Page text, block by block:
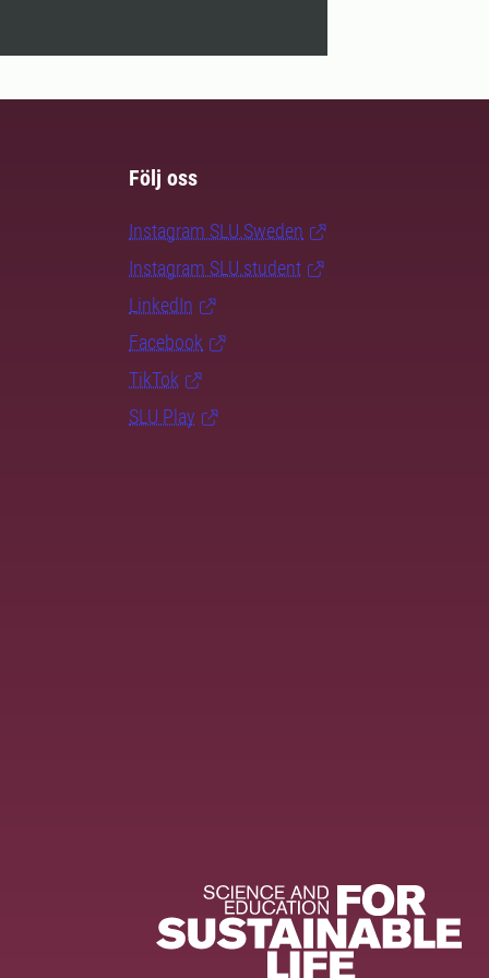
Följ oss
Instagram SLU.Sweden
Instagram SLU.student
LinkedIn
Facebook
TikTok
SLU Play